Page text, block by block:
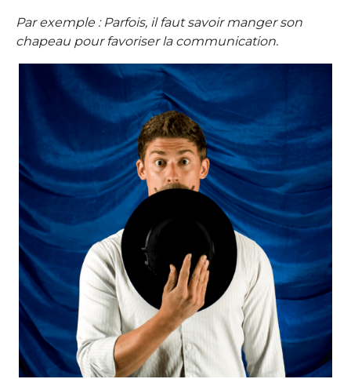
Par exemple : Parfois, il faut savoir manger son
chapeau pour favoriser la communication.